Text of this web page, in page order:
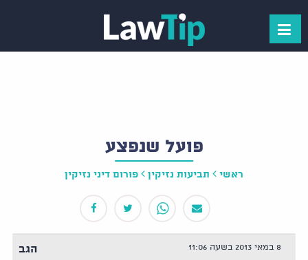
פועל שנפצע
ראשי תביעות נזיקין פורום דיני נזיקין
8 במאי 2013 בשעה 11:06 הגב